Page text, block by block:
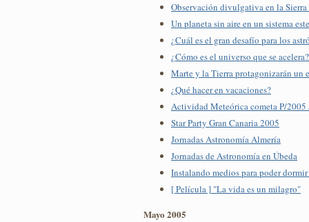
Observación divulgativa en la Sierra
Un planeta sin aire en un sistema
¿Cuál es el gran desafío para los
¿Cómo es el universo que se acelera?
Marte y la Tierra protagonizarán un
¿Qué hacer en vacaciones?
Actividad Meteórica cometa P/2005
Star Party Gran Canaria 2005
Jornadas Astronomía Almería
Jornadas de Astronomía en Úbeda
Instalando medios para poder
[ Película ] "La vida es un milagro"
Mayo 2005